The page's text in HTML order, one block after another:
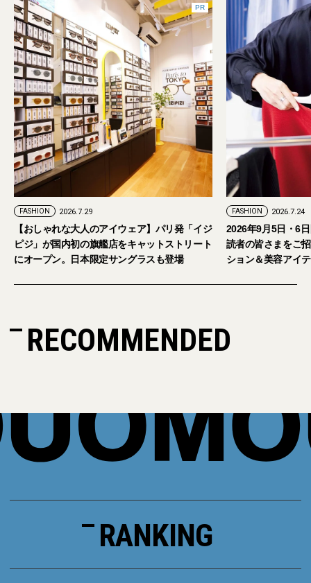
ア】パリ発「イジ
ャットストリート
ラスも登場
2026年9月5日・6日開催。「試着フェス®︎」に
読者の皆さまをご招待。【2026年秋冬ファッ
ション＆美容アイテム試し放題】
RECOMMENDED
RANKING